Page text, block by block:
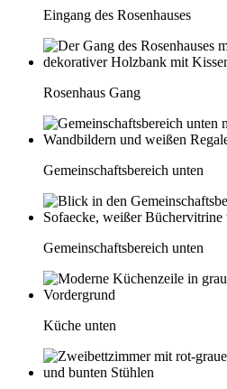
Eingang des Rosenhauses
Rosenhaus Gang
Gemeinschaftsbereich unten
Gemeinschaftsbereich unten
Küche unten